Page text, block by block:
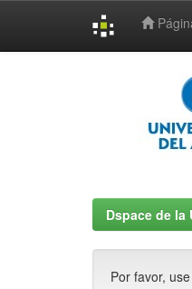
Dspace de la
Por favor,